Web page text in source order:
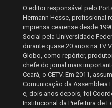
O editor responsável pelo
Hermann Hesse, profissional
imprensa cearense desde
Social pela Universidade
durante quase 20 anos na TV
Globo, como repórter,
chefe do jornal mais
Ceará, o CETV. Em 2011,
Comunicação da Assembleia
e, dois anos depois, foi
Institucional da Prefeitura de